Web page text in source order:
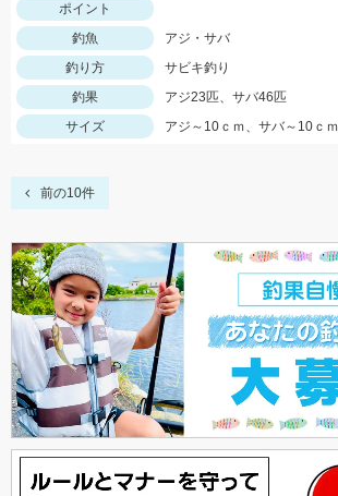
ポイント
釣魚
アジ・サバ
釣り方
サビキ釣り
釣果
アジ23匹、サバ46匹
サイズ
アジ～10ｃｍ、サバ～10ｃｍ
前の10件